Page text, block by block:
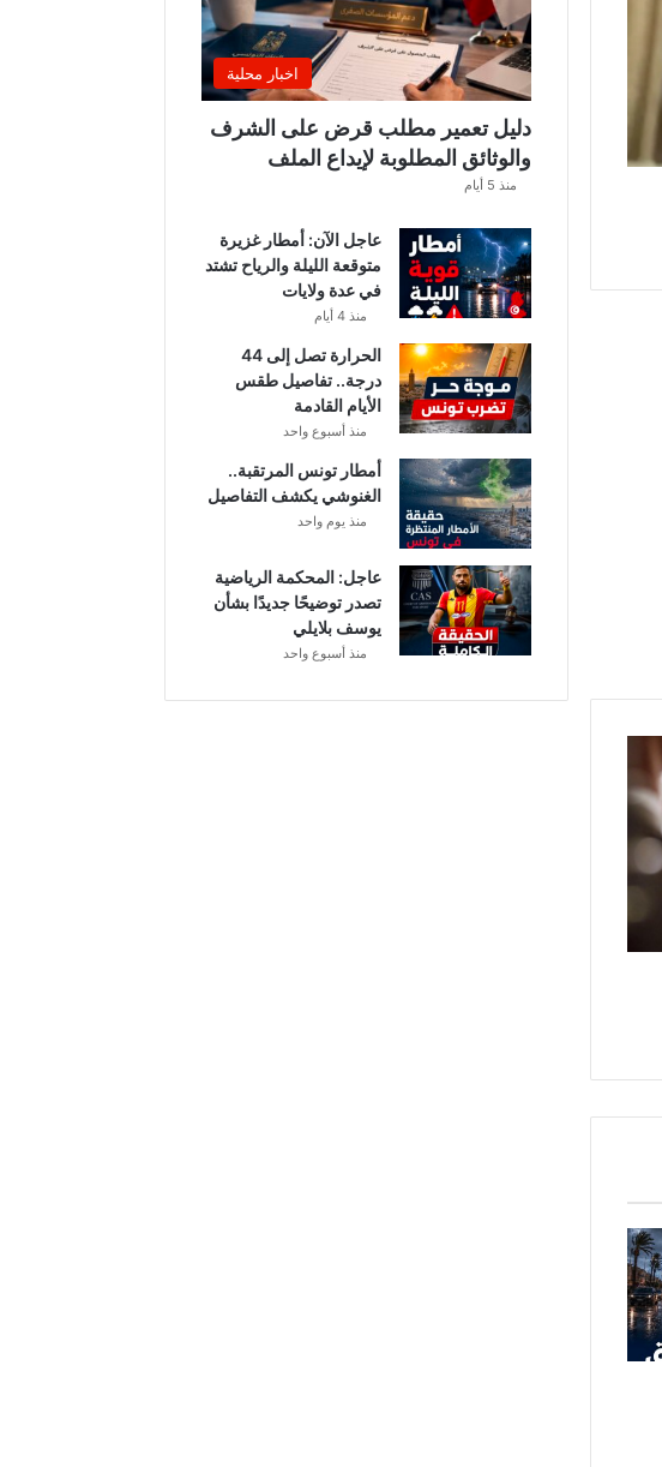
س
ي
ي
ن
.
و
ه
ق
ي
م
ة
ا
ل
م
ح
ة
ب
ع
د
ا
ل
اخبار محلية
دليل تعمير مطلب قرض على الشرف
والوثائق المطلوبة لإيداع الملف
منذ 5 أيام
عاجل الآن: أمطار غزيرة
متوقعة الليلة والرياح تشتد
في عدة ولايات
منذ 4 أيام
الحرارة تصل إلى 44
درجة.. تفاصيل طقس
الأيام القادمة
منذ أسبوع واحد
أمطار تونس المرتقبة..
الغنوشي يكشف التفاصيل
منذ يوم واحد
عاجل: المحكمة الرياضية
تصدر توضيحًا جديدًا بشأن
يوسف بلايلي
منذ أسبوع واحد